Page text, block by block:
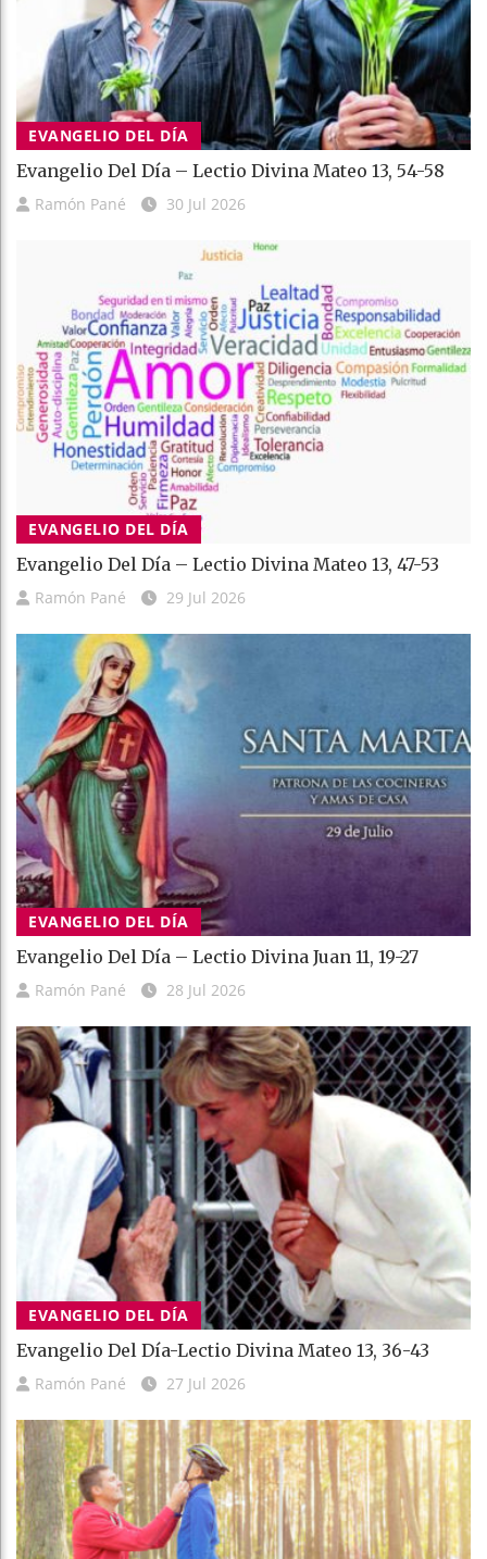
EVANGELIO DEL DÍA
Evangelio Del Día – Lectio Divina Mateo 13, 54-58
Ramón Pané 30 Jul 2026
EVANGELIO DEL DÍA
Evangelio Del Día – Lectio Divina Mateo 13, 47-53
Ramón Pané 29 Jul 2026
EVANGELIO DEL DÍA
Evangelio Del Día – Lectio Divina Juan 11, 19-27
Ramón Pané 28 Jul 2026
EVANGELIO DEL DÍA
Evangelio Del Día-Lectio Divina Mateo 13, 36-43
Ramón Pané 27 Jul 2026